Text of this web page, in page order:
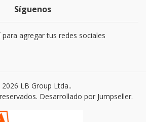
Síguenos
para agregar tus redes sociales
LB Group Ltda..
Desarrollado por Jumpseller.